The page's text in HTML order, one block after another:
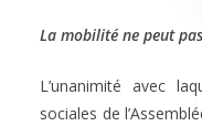
La mobilité ne peut
L’unanimité avec
sociales de